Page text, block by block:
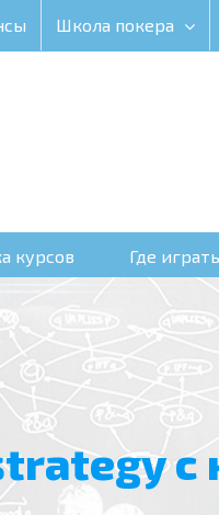
Школа покера
курсов Где играть